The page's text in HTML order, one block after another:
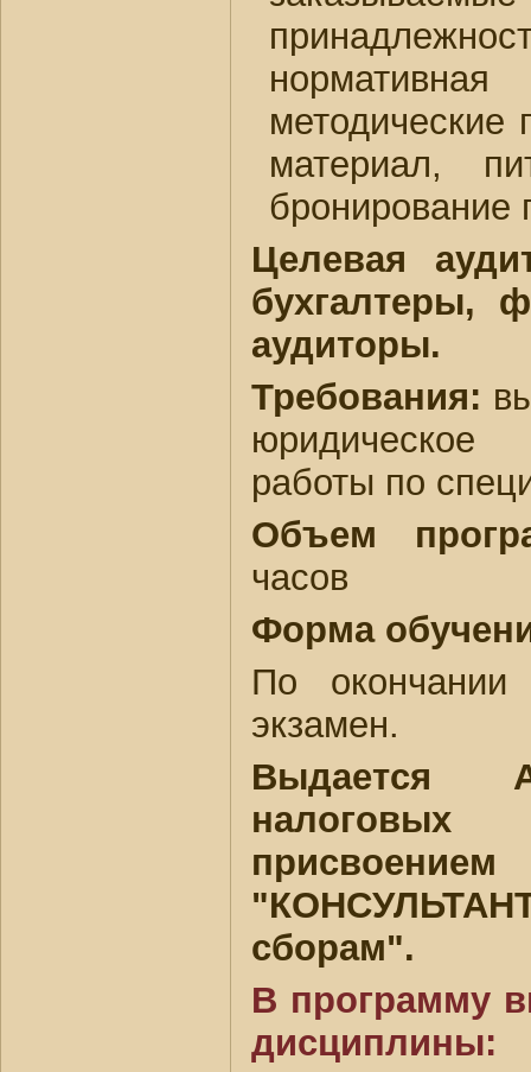
методические
материал,
бронирование
Целевая
бухгалтеры,
аудиторы.
Требования:
работы по
Объем
часов
Форма
По окончании
экзамен.
Выдается
налоговых
сборам".
В программу
дисциплины: